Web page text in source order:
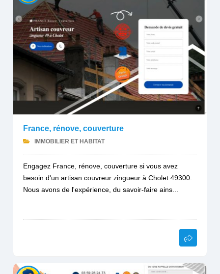
France, rénove, couverture
IMMOBILIER ET HABITAT
Engagez France, rénove, couverture si vous avez
besoin d'un artisan couvreur zingueur à Cholet 49300.
Nous avons de l'expérience, du savoir-faire ains...